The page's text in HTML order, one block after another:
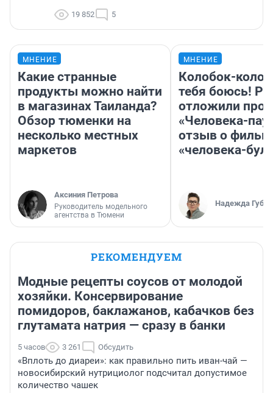
19 852 5
МНЕНИЕ
Какие странные
продукты можно найти
в магазинах Таиланда?
Обзор тюменки на
несколько местных
маркетов
Аксиния Петрова
Руководитель модельного
агентства в Тюмени
МНЕНИЕ
Колобок-
тебя боюсь!
отложили
«Человека-
отзыв о
«человека-
Надежда
РЕКОМЕНДУЕМ
Модные рецепты соусов от молодой
хозяйки. Консервирование
помидоров, баклажанов, кабачков без
глутамата натрия — сразу в банки
5 часов 3 261 Обсудить
«Вплоть до диареи»: как правильно пить иван-чай —
новосибирский нутрициолог подсчитал допустимое
количество чашек